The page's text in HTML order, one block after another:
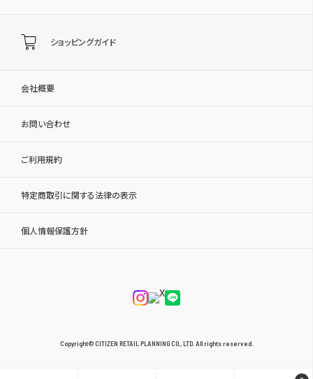
会社概要
お問い合わせ
ご利用規約
特定商取引に関する法律の表示
個人情報保護方針
ショッピングガイド
Copyright© CITIZEN RETAIL PLANNING CO., LTD. All rights reserved.